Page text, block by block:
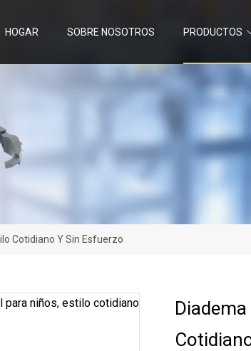
HOGAR SOBRE NOSOTROS PRODUCTOS
Cotidiano Y Sin Esfuerzo